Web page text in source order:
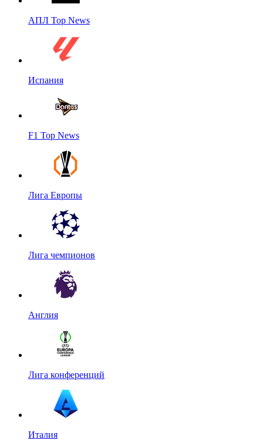
АПЛ Top News
Испания
F1 Top News
Лига Европы
Лига чемпионов
Англия
Лига конференций
Италия